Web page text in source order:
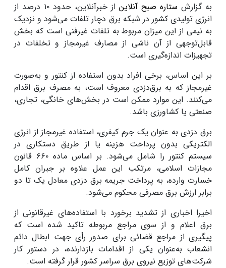
به گزارش ستاره صبح آنلاین
از خبرآنلاین، حدود ۱۰ درصد از
انرژی تولیدی کشور در شبکه برق دچار تلفات می‌شود و نزدیک
به نیمی از این میزان مربوط به تلفات غیرفنی است که بخش
قابل‌توجهی از آن ناشی از مصارف غیرمجاز و تخلفات در
تجهیزات اندازه‌گیری است.
بر این اساس، برخی افراد بدون استفاده از کنتور و به‌صورت
غیرمجاز که به برق‌دزدی معروف است، به مصرف برق اقدام
می‌کنند. این موارد ممکن است در بخش‌های خانگی، تجاری،
صنعتی یا کشاورزی باشد.
برق دزدی به عنوان یک جرم کیفری، استفاده غیرمجاز از انرژی
الکتریکی بدون پرداخت هزینه یا از طریق دستکاری در
سیستم کنتور را شامل می‌شود. بر اساس ماده ۶۶۰ قانون
مجازات اسلامی، مرتکب این عمل علاوه بر جبران کامل
خسارت وارده، به پرداخت جریمه برق دزدی معادل یک تا دو
برابر ارزش برق مصرفی محکوم می‌شود.
اخیرا اخباری از تشدید برخورد با استفاده‌های غیرقانونی از
برق اعلام و از سوی مراجع مربوطه تاکید شده است که
پیگیری از مراجع قضائی برای صدور رأی جهت ابطال دائم
انشعاب به‌عنوان یکی از اقدامات بازدارنده، در دستور کار
شرکت‌های توزیع نیروی برق سراسر کشور قرار گرفته است.